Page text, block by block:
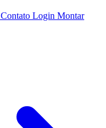
Contato Login Montar